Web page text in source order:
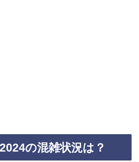
の混雑状況は？